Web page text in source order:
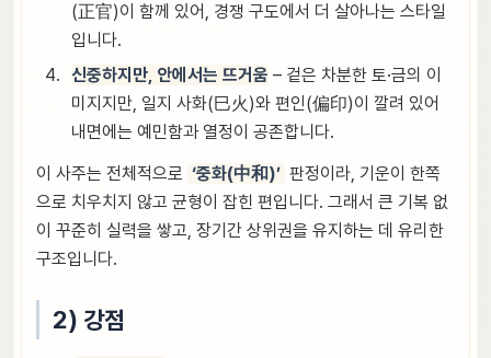
(正官)이 함께 있어, 경쟁 구도에서 더 살아나는 스타일
입니다.
신중하지만, 안에서는 뜨거움 – 겉은 차분한 토·금의 이
미지지만, 일지 사화(巳火)와 편인(偏印)이 깔려 있어
내면에는 예민함과 열정이 공존합니다.
이 사주는 전체적으로 ‘중화(中和)’ 판정이라, 기운이 한쪽
으로 치우치지 않고 균형이 잡힌 편입니다. 그래서 큰 기복 없
이 꾸준히 실력을 쌓고, 장기간 상위권을 유지하는 데 유리한
구조입니다.
2) 강점